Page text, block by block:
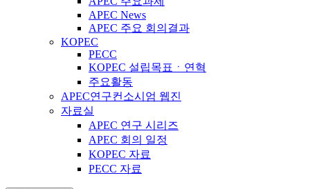
APEC News
APEC 주요 회의결과
KOPEC
PECC
KOPEC 설립목표ㆍ연혁
주요활동
APEC연구컨소시엄 웹진
자료실
APEC 연구 시리즈
APEC 회의 일정
KOPEC 자료
PECC 자료